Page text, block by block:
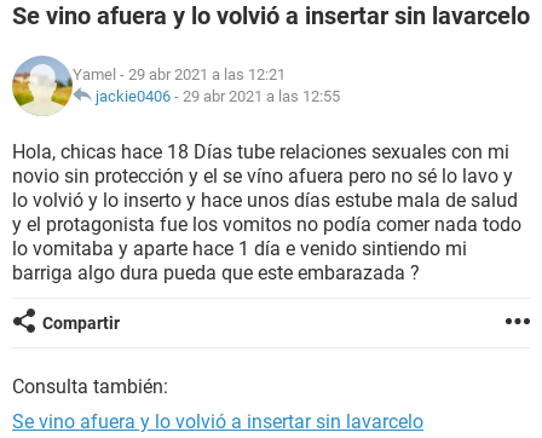
NUTRICIÓN
BIENESTAR
SEXUALIDAD
GLOSARIO
Se vino afuera y lo volvió a insertar sin lavarcelo
Yamel - 29 abr 2021 a las 12:21
jackie0406 - 29 abr 2021 a las 12:55
Hola, chicas hace 18 Días tube relaciones sexuales con mi
novio sin protección y el se víno afuera pero no sé lo lavo y
lo volvió y lo inserto y hace unos días estube mala de salud
y el protagonista fue los vomitos no podía comer nada todo
lo vomitaba y aparte hace 1 día e venido sintiendo mi
barriga algo dura pueda que este embarazada ?
Compartir
Consulta también:
Se vino afuera y lo volvió a insertar sin lavarcelo